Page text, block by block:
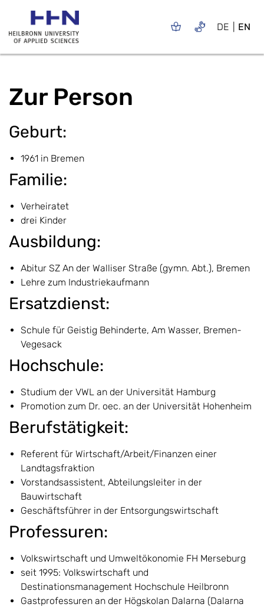
DE EN
Zur Person
Geburt:
1961 in Bremen
Familie:
Verheiratet
drei Kinder
Ausbildung:
Abitur SZ An der Walliser Straße (gymn. Abt.), Bremen
Lehre zum Industriekaufmann
Ersatzdienst:
Schule für Geistig Behinderte, Am Wasser, Bremen-
Vegesack
Hochschule:
Studium der VWL an der Universität Hamburg
Promotion zum Dr. oec. an der Universität Hohenheim
Berufstätigkeit:
Referent für Wirtschaft/Arbeit/Finanzen einer
Landtagsfraktion
Vorstandsassistent, Abteilungsleiter in der
Bauwirtschaft
Geschäftsführer in der Entsorgungswirtschaft
Professuren:
Volkswirtschaft und Umweltökonomie FH Merseburg
seit 1995: Volkswirtschaft und
Destinationsmanagement Hochschule Heilbronn
Gastprofessuren an der Högskolan Dalarna (Dalarna